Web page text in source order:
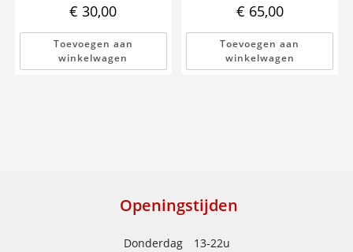
€ 30,00
Toevoegen aan
winkelwagen
€ 65,00
Toevoegen aan
winkelwagen
Openingstijden
Donderdag
13-22u